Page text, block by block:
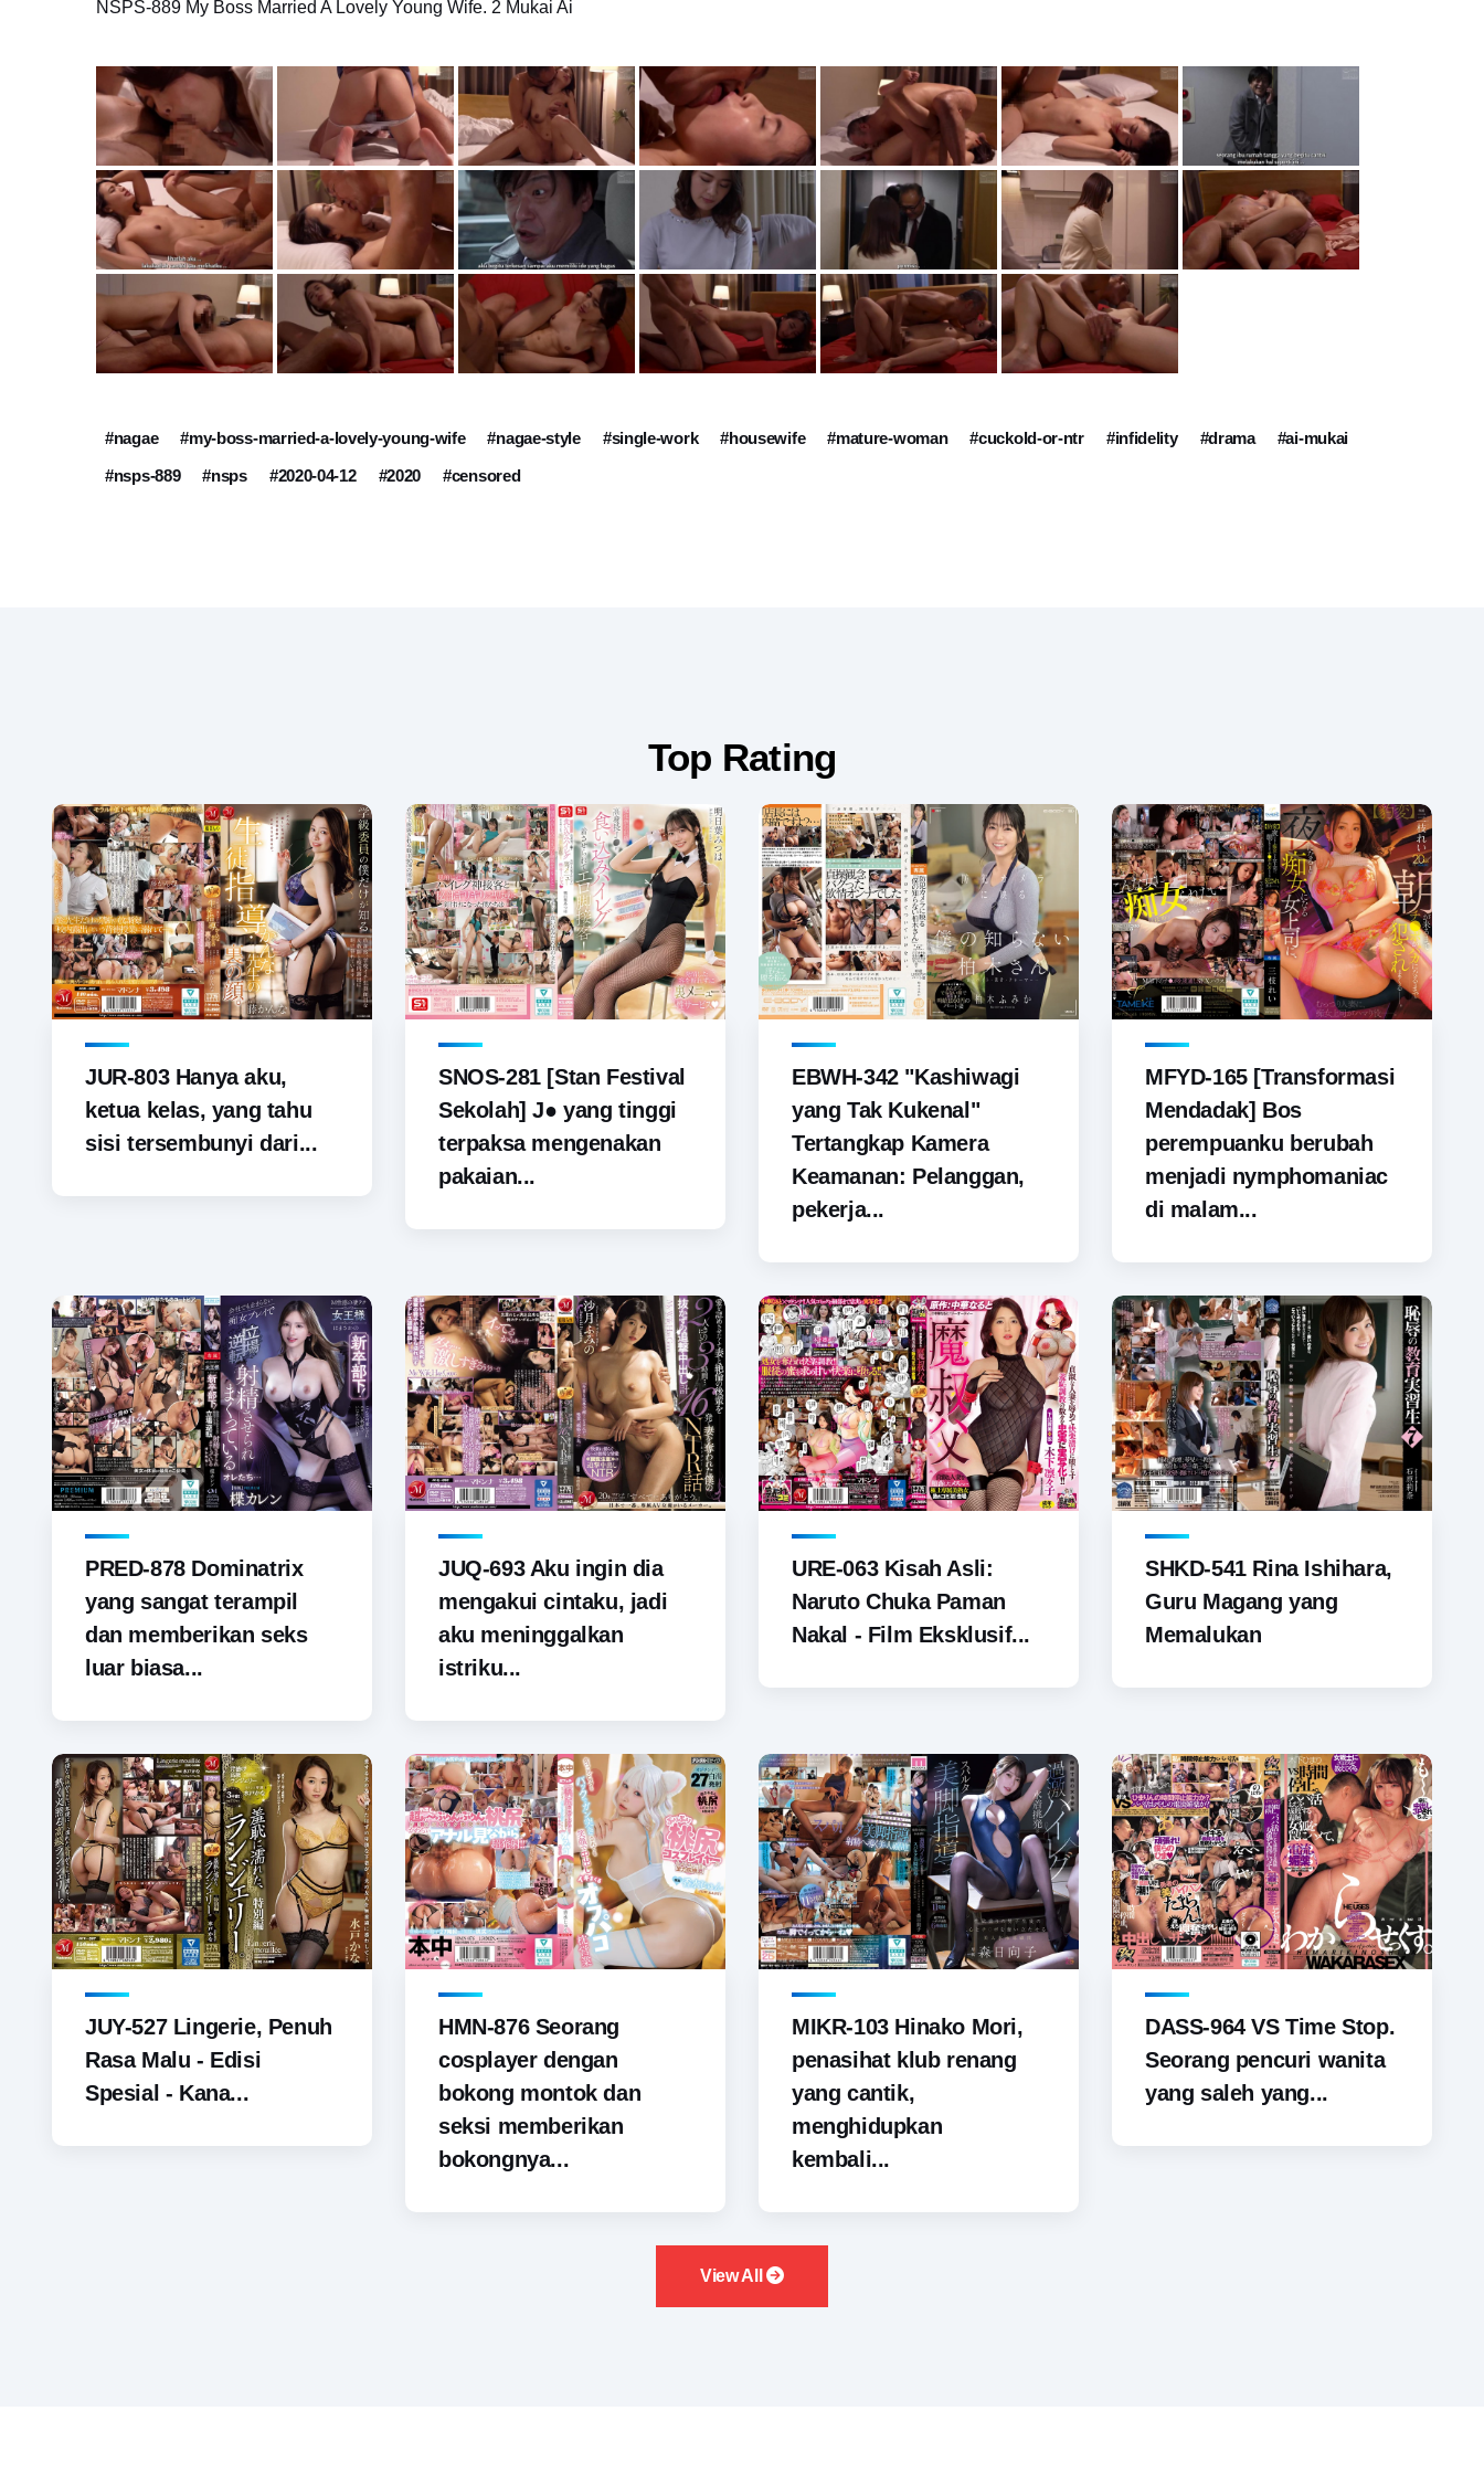
NSPS-889 My Boss Married A Lovely Young Wife. 2 Mukai Ai
#nagae #my-boss-married-a-lovely-young-wife #nagae-style #single-work #housewife #mature-woman #cuckold-or-ntr #infidelity #drama
#ai-mukai
#nsps-889
#nsps #2020-04-12 #2020 #censored
Top Rating
JUR-803 Hanya aku,
ketua kelas, yang tahu
sisi tersembunyi dari...
SNOS-281 [Stan Festival
Sekolah] J● yang tinggi
terpaksa mengenakan
pakaian...
EBWH-342 "Kashiwagi
yang Tak Kukenal"
Tertangkap Kamera
Keamanan: Pelanggan,
pekerja...
MFYD-165 [Transformasi
Mendadak] Bos
perempuanku berubah
menjadi nymphomaniac
di malam...
PRED-878 Dominatrix
yang sangat terampil
dan memberikan seks
luar biasa...
JUQ-693 Aku ingin dia
mengakui cintaku, jadi
aku meninggalkan
istriku...
URE-063 Kisah Asli:
Naruto Chuka Paman
Nakal - Film Eksklusif...
SHKD-541 Rina Ishihara,
Guru Magang yang
Memalukan
JUY-527 Lingerie, Penuh
Rasa Malu - Edisi
Spesial - Kana...
HMN-876 Seorang
cosplayer dengan
bokong montok dan
seksi memberikan
bokongnya...
MIKR-103 Hinako Mori,
penasihat klub renang
yang cantik,
menghidupkan
kembali...
DASS-964 VS Time Stop.
Seorang pencuri wanita
yang saleh yang...
View All